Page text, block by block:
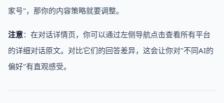
家号"，那你的内容策略就要调整。
注意：在对话详情页，你可以通过左侧导航点击查看所有平台
的详细对话原文。对比它们的回答差异，这会让你对"不同AI的
偏好"有直观感受。